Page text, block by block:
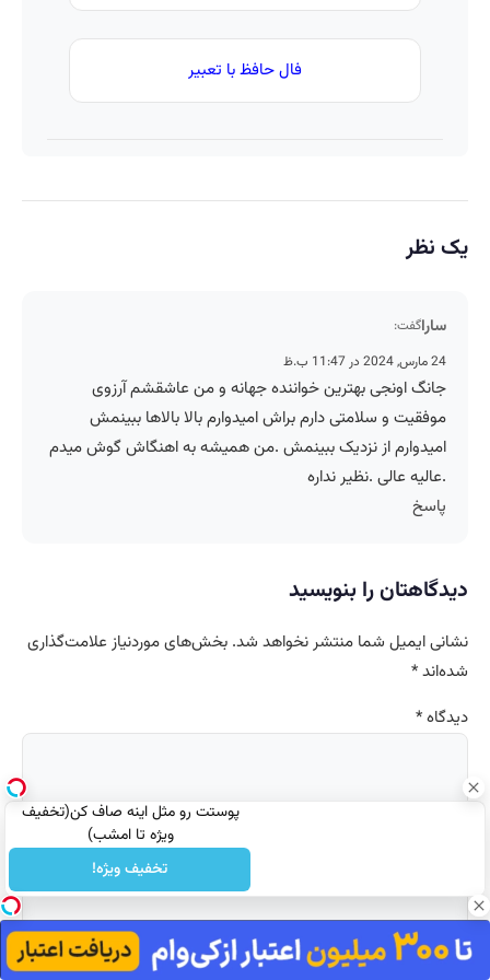
پوستت رو مثل اینه صاف کن(تخفیف
ویژه تا امشب)
تخفیف ویژه!
فال حافظ با تعبیر
یک نظر
ساراگفت:
24 مارس, 2024 در 11:47 ب.ظ
جانگ اونجی بهترین خواننده جهانه و من عاشقشم آرزوی
موفقیت و سلامتی دارم براش امیدوارم بالا بالاها ببینمش
امیدوارم از نزدیک ببینمش .من همیشه به اهنگاش گوش میدم
.عالیه عالی .نظیر نداره
پاسخ
دیدگاهتان را بنویسید
نشانی ایمیل شما منتشر نخواهد شد. بخش‌های موردنیاز علامت‌گذاری
شده‌اند*
دیدگاه*